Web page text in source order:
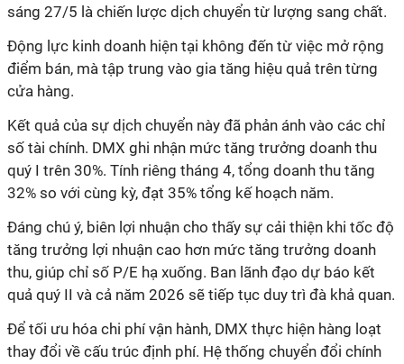
sáng 27/5 là chiến lược dịch chuyển từ lượng sang chất.
Động lực kinh doanh hiện tại không đến từ việc mở rộng
điểm bán, mà tập trung vào gia tăng hiệu quả trên từng
cửa hàng.
Kết quả của sự dịch chuyển này đã phản ánh vào các chỉ
số tài chính. DMX ghi nhận mức tăng trưởng doanh thu
quý I trên 30%. Tính riêng tháng 4, tổng doanh thu tăng
32% so với cùng kỳ, đạt 35% tổng kế hoạch năm.
Đáng chú ý, biên lợi nhuận cho thấy sự cải thiện khi tốc độ
tăng trưởng lợi nhuận cao hơn mức tăng trưởng doanh
thu, giúp chỉ số P/E hạ xuống. Ban lãnh đạo dự báo kết
quả quý II và cả năm 2026 sẽ tiếp tục duy trì đà khả quan.
Để tối ưu hóa chi phí vận hành, DMX thực hiện hàng loạt
thay đổi về cấu trúc định phí. Hệ thống chuyển đổi chính